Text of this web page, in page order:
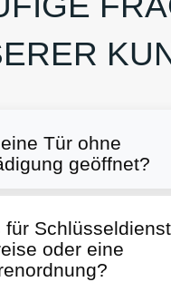
Tür ohne
geöffnet?
für
oder eine